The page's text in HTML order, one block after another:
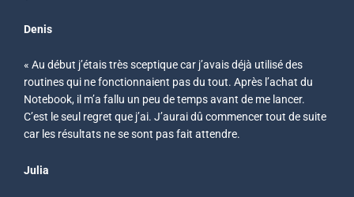
Denis
« Au début j’étais très sceptique car j’avais déjà utilisé des
routines qui ne fonctionnaient pas du tout. Après l’achat du
Notebook, il m’a fallu un peu de temps avant de me lancer.
C’est le seul regret que j’ai. J’aurai dû commencer tout de suite
car les résultats ne se sont pas fait attendre.
Julia